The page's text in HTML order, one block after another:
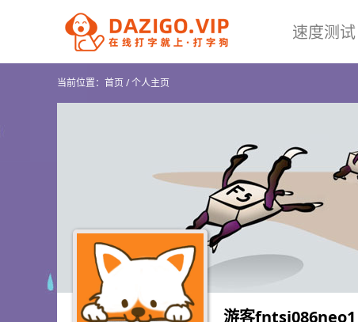
速度测试
当前位置： 首页/个人主页
游客fntsi086neo1